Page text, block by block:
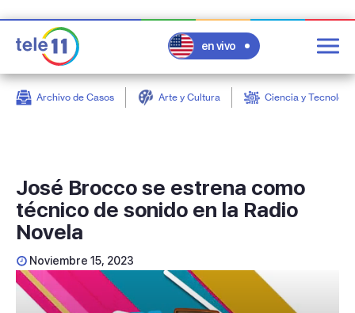
en vivo
Archivo de Casos Arte y Cultura Ciencia y
José Brocco se estrena como
técnico de sonido en la Radio
Novela
Noviembre 15, 2023
post